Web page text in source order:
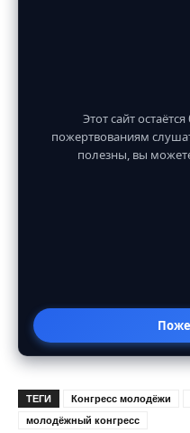
Этот сайт
пожертвованиям
полезны, вы
ТЕГИ Конгресс молодёжи
молодёжный конгресс